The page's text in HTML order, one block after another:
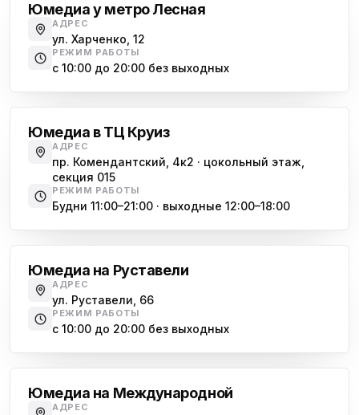
Юмедиа у метро Лесная
АДРЕС
ул. Харченко, 12
РЕЖИМ РАБОТЫ
с 10:00 до 20:00 без выходных
Юмедиа в ТЦ Круиз
АДРЕС
пр. Комендантский, 4к2 · цокольный этаж,
секция 015
РЕЖИМ РАБОТЫ
Будни 11:00–21:00 · выходные 12:00–18:00
Юмедиа на Руставели
АДРЕС
ул. Руставели, 66
РЕЖИМ РАБОТЫ
с 10:00 до 20:00 без выходных
Юмедиа на Международной
АДРЕС